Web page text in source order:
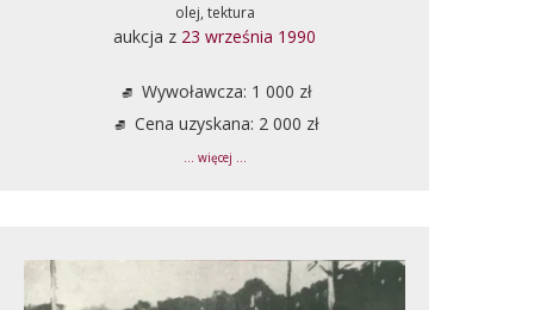
olej, tektura
aukcja z 23 września 1990
Wywoławcza: 1 000 zł
Cena uzyskana: 2 000 zł
... więcej ...